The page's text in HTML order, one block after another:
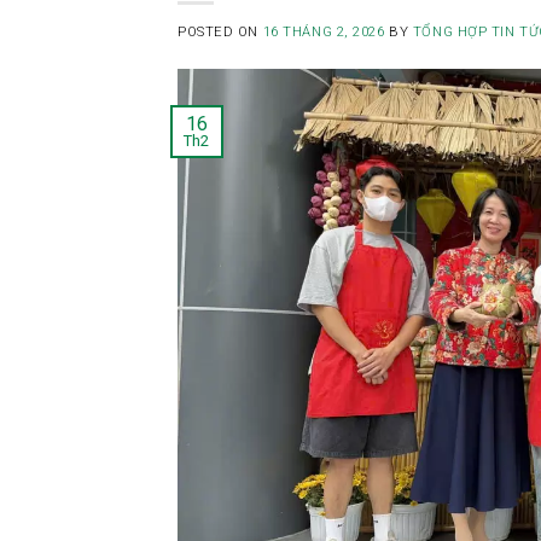
POSTED ON 16 THÁNG 2, 2026 BY TỔNG HỢP TIN
16
Th2